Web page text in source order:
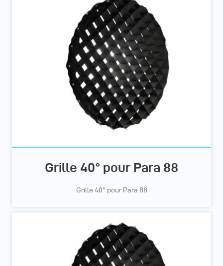
Grille 40° pour Para 88
Grille 40° pour Para 88